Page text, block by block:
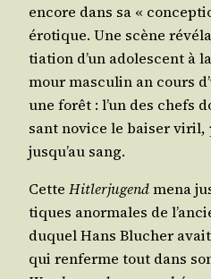
encore dans sa «
éro­tique. Une scène
tia­tion d’un ado­les­cent à
mour mas­cu­lin an cours
une forêt : l’un des chefs
sant novice le bai­ser viril,
jus­qu’au sang.
Cette Hit­ler­ju­gendmena
tiques anor­males de
duquel Hans Blu­cher
qui ren­ferme tout dans